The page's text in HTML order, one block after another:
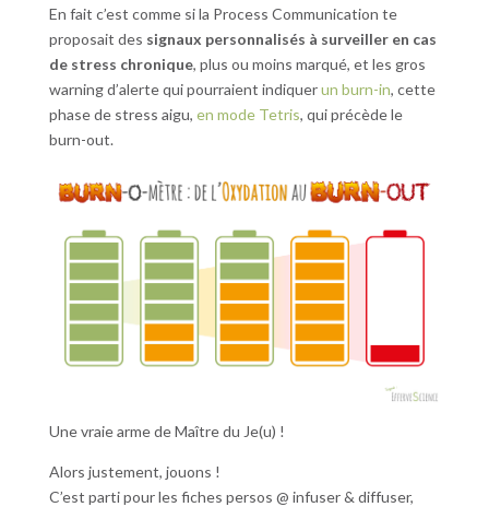
En fait c’est comme si la Process Communication te
proposait des signaux personnalisés à surveiller en cas
de stress chronique, plus ou moins marqué, et les gros
warning d’alerte qui pourraient indiquerun burn-in, cette
phase de stress aigu, en mode Tetris, qui précède le
burn-out.
Une vraie arme de Maître du Je(u) !
Alors justement, jouons !
C’est parti pour les fiches persos @ infuser & diffuser,